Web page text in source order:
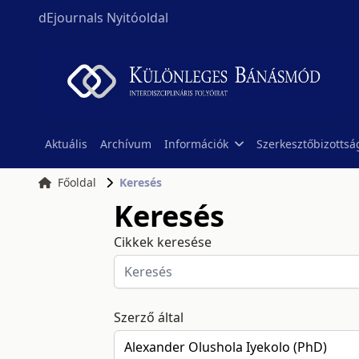
dEjournals Nyitóoldal
Aktuális Archívum Információk
Főoldal Keresés
Keresés
Cikkek keresése
Szerző által